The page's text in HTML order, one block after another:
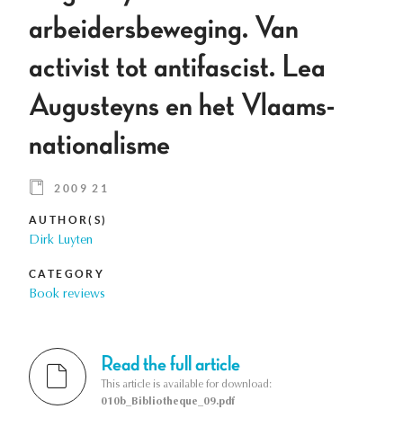
arbeidersbeweging. Van
activist tot antifascist. Lea
Augusteyns en het Vlaams-
nationalisme
2009 21
AUTHOR(S)
Dirk Luyten
CATEGORY
Book reviews
Read the full article
This article is available for download:
010b_Bibliotheque_09.pdf